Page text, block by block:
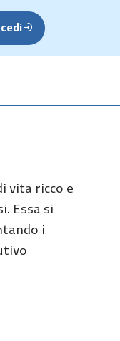
vita ricco e
Essa si
i